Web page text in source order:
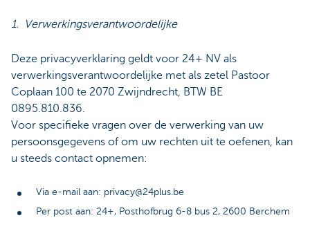
1. Verwerkingsverantwoordelijke
Deze privacyverklaring geldt voor 24+ NV als
verwerkingsverantwoordelijke met als zetel Pastoor
Coplaan 100 te 2070 Zwijndrecht, BTW BE
0895.810.836.
Voor specifieke vragen over de verwerking van uw
persoonsgegevens of om uw rechten uit te oefenen, kan
u steeds contact opnemen:
Via e-mail aan: privacy@24plus.be
Per post aan: 24+, Posthofbrug 6-8 bus 2, 2600 Berchem